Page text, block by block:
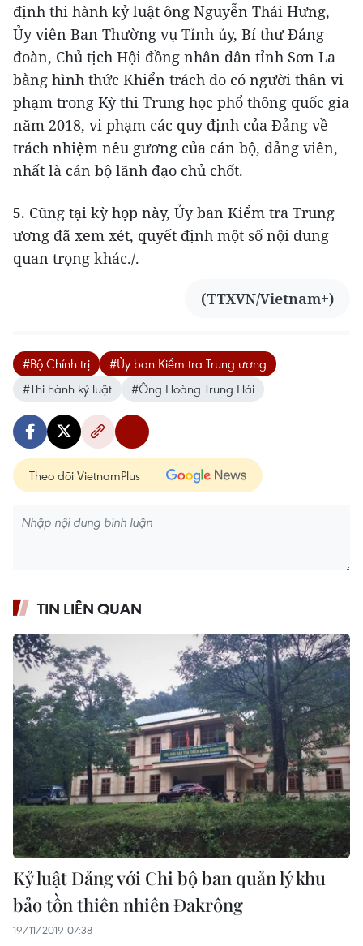
định thi hành kỷ luật ông Nguyễn Thái Hưng,
Ủy viên Ban Thường vụ Tỉnh ủy, Bí thư Đảng
đoàn, Chủ tịch Hội đồng nhân dân tỉnh Sơn La
bằng hình thức Khiển trách do có người thân vi
phạm trong Kỳ thi Trung học phổ thông quốc gia
năm 2018, vi phạm các quy định của Đảng về
trách nhiệm nêu gương của cán bộ, đảng viên,
nhất là cán bộ lãnh đạo chủ chốt.
5. Cũng tại kỳ họp này, Ủy ban Kiểm tra Trung
ương đã xem xét, quyết định một số nội dung
quan trọng khác./.
(TTXVN/Vietnam+)
#Bộ Chính trị
#Ủy ban Kiểm tra Trung ương
#Thi hành kỷ luật
#Ông Hoàng Trung Hải
Theo dõi VietnamPlus
TIN LIÊN QUAN
Kỷ luật Đảng với Chi bộ ban quản lý khu
bảo tồn thiên nhiên Đakrông
19/11/2019 07:38